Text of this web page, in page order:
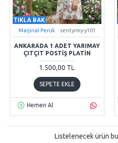
TIKLA BAK
Marjinal Peruk sentyrmy-y101
ANKARADA 1 ADET YARIMAY
ÇITÇIT POSTIŞ PLATIN
1.500,00 TL
SEPETE EKLE
Hemen Al
Listelenecek ürün